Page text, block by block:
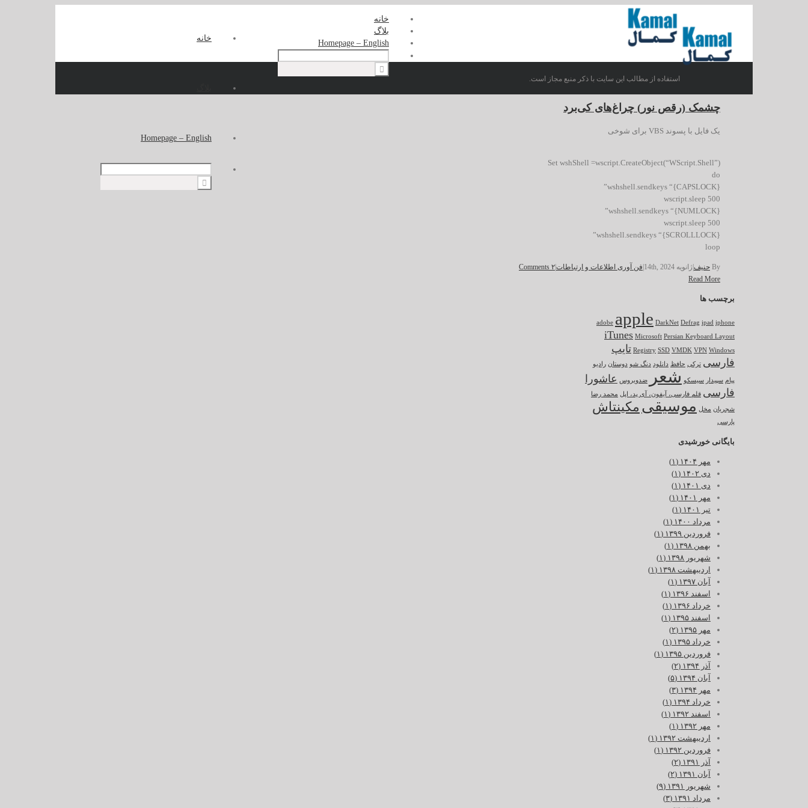
خانه
Homepage – English
خانه
بلاگ
Homepage – English
چشمک (رقص نور) چراغ‌های کی‌برد
یک فایل با پسوند VBS برای شوخی
Set wshShell =wscript.CreateObject(“WScript.Shell”)
do
wshshell.sendkeys “{CAPSLOCK}”
wscript.sleep 500
wshshell.sendkeys “{NUMLOCK}”
wscript.sleep 500
wshshell.sendkeys “{SCROLLLOCK}”
loop
By حنیف|ژانویه 14th, 2024 |فن آوری اطلاعات و ارتباطات|۲ Comments
Read More
برچسب ها
adobe apple DarkNet Defrag ipad iphone
iTunes Microsoft Persian Keyboard Layout
Registry SSD VMDK VPN Windows
تایپ
فارسی ترکی حافظ دانلود دنگ شو دوستان رادیو
پیام سپیدار سیسکو شعر ضدویروس عاشورا
فارسی قلم فارسی، آیفون، آی پد، اپل محمد رضا
شجریان مخل موسیقی مکینتاش
پارسی
بایگانی خورشیدی
مهر ۱۴۰۴ (۱)
دی ۱۴۰۲ (۱)
دی ۱۴۰۱ (۱)
مهر ۱۴۰۱ (۱)
تیر ۱۴۰۱ (۱)
مرداد ۱۴۰۰ (۱)
فروردین ۱۳۹۹ (۱)
بهمن ۱۳۹۸ (۱)
شهریور ۱۳۹۸ (۱)
اردیبهشت ۱۳۹۸ (۱)
آبان ۱۳۹۷ (۱)
اسفند ۱۳۹۶ (۱)
خرداد ۱۳۹۶ (۱)
اسفند ۱۳۹۵ (۱)
مهر ۱۳۹۵ (۲)
خرداد ۱۳۹۵ (۱)
فروردین ۱۳۹۵ (۱)
آذر ۱۳۹۴ (۲)
آبان ۱۳۹۴ (۵)
مهر ۱۳۹۴ (۳)
خرداد ۱۳۹۴ (۱)
اسفند ۱۳۹۲ (۱)
مهر ۱۳۹۲ (۱)
اردیبهشت ۱۳۹۲ (۱)
فروردین ۱۳۹۲ (۱)
آذر ۱۳۹۱ (۲)
آبان ۱۳۹۱ (۲)
شهریور ۱۳۹۱ (۹)
مرداد ۱۳۹۱ (۳)
استفاده از مطالب این سایت با ذکر منبع مجاز است.